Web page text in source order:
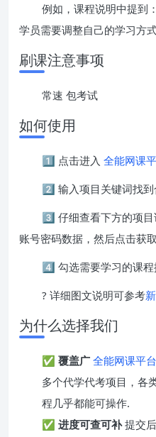
例如，课程说明中提到：
学员需要调整自己的学习方
刷课注意事项
常速 包考试
如何使用
1️⃣ 点击进入 全能网课
2️⃣ 输入项目关键词找到
3️⃣ 仔细查看下方的项
账号密码数据，然后点击获
4️⃣ 勾选需要学习的课
? 详细图文说明可参考
为什么选择我们
✅ 覆盖广 全能网课平台
多个代学代考项目，各
程几乎都能可操作.
✅ 进度可查可补提交